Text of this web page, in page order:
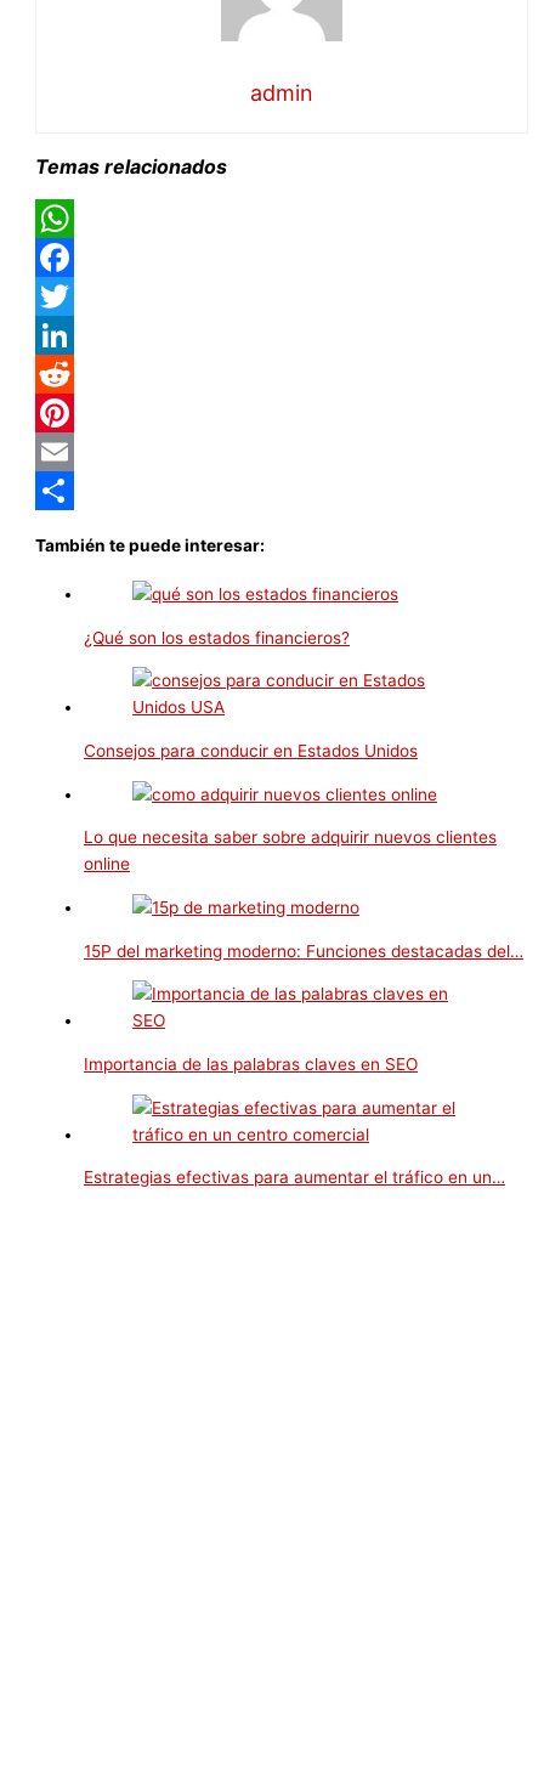
admin
Temas relacionados
WhatsApp
Facebook
Twitter
LinkedIn
Reddit
Pinterest
Email
También te puede interesar:
¿Qué son los estados financieros?
Consejos para conducir en Estados Unidos
Lo que necesita saber sobre adquirir nuevos clientes
online
15P del marketing moderno: Funciones destacadas del…
Importancia de las palabras claves en SEO
Estrategias efectivas para aumentar el tráfico en un…